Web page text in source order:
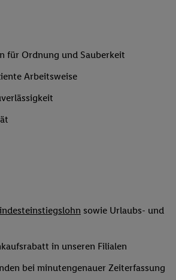
für Ordnung und Sauberkeit
Arbeitsweise
sowie Urlaubs- und
in unseren Filialen
bei minutengenauer Zeiterfassung